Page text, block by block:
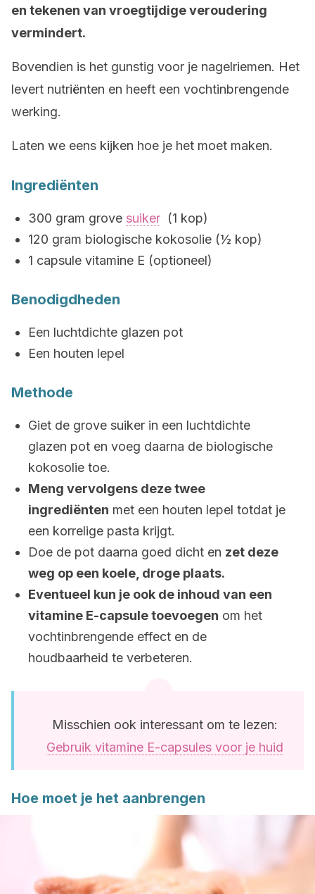
en tekenen van vroegtijdige veroudering
vermindert.
Bovendien is het gunstig voor je nagelriemen. Het
levert nutriënten en heeft een vochtinbrengende
werking.
Laten we eens kijken hoe je het moet maken.
Ingrediënten
300 gram grove suiker (1 kop)
120 gram biologische kokosolie (½ kop)
1 capsule vitamine E (optioneel)
Benodigdheden
Een luchtdichte glazen pot
Een houten lepel
Methode
Giet de grove suiker in een luchtdichte
glazen pot en voeg daarna de biologische
kokosolie toe.
Meng vervolgens deze twee
ingrediënten met een houten lepel totdat je
een korrelige pasta krijgt.
Doe de pot daarna goed dicht en zet deze
weg op een koele, droge plaats.
Eventueel kun je ook de inhoud van een
vitamine E-capsule toevoegen om het
vochtinbrengende effect en de
houdbaarheid te verbeteren.
Misschien ook interessant om te lezen:
Gebruik vitamine E-capsules voor je huid
Hoe moet je het aanbrengen